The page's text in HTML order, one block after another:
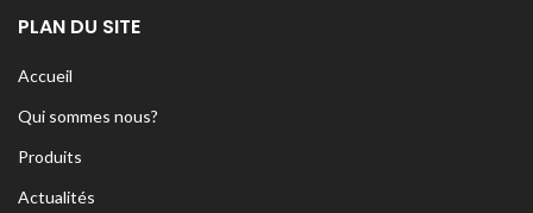
PLAN DU SITE
Accueil
Qui sommes nous?
Produits
Actualités